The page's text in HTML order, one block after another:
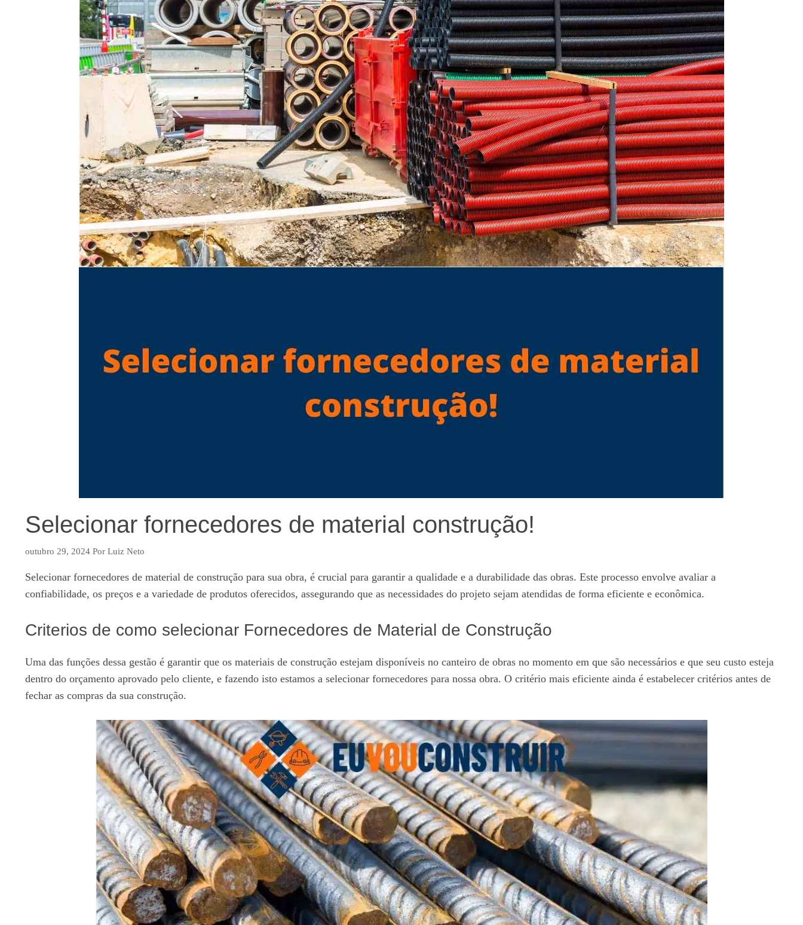
Selecionar fornecedores de material construção!
outubro 29, 2024 Por Luiz Neto
Selecionar fornecedores de material de construção para sua obra, é crucial para garantir a qualidade e a durabilidade das obras. Este processo envolve avaliar a
confiabilidade, os preços e a variedade de produtos oferecidos, assegurando que as necessidades do projeto sejam atendidas de forma eficiente e econômica.
Criterios de como selecionar Fornecedores de Material de Construção
Uma das funções dessa gestão é garantir que os materiais de construção estejam disponíveis no canteiro de obras no momento em que são necessários e que seu custo esteja
dentro do orçamento aprovado pelo cliente, e fazendo isto estamos a selecionar fornecedores para nossa obra. O critério mais eficiente ainda é estabelecer critérios antes de
fechar as compras da sua construção.